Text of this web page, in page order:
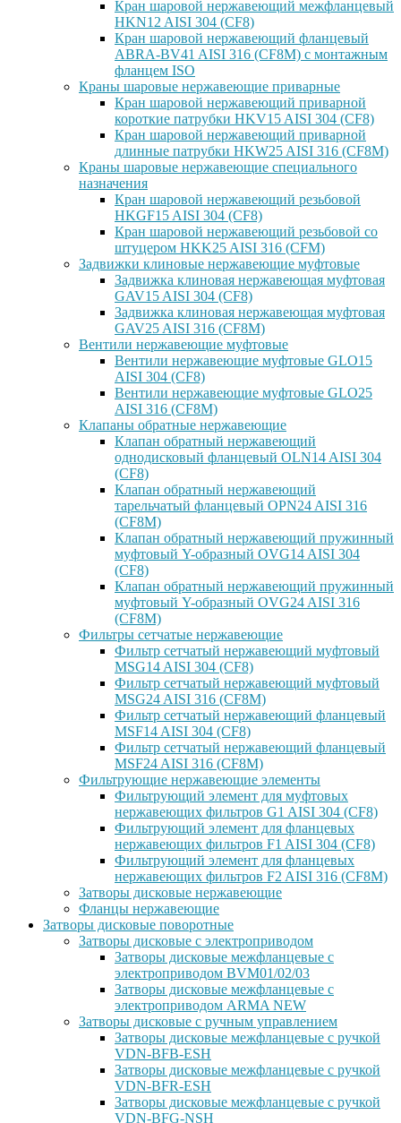
Кран шаровой нержавеющий межфланцевый
HKN12 AISI 304 (CF8)
Кран шаровой нержавеющий фланцевый
ABRA-BV41 AISI 316 (CF8M) с монтажным
фланцем ISO
Краны шаровые нержавеющие приварные
Кран шаровой нержавеющий приварной
короткие патрубки HKV15 AISI 304 (CF8)
Кран шаровой нержавеющий приварной
длинные патрубки HKW25 AISI 316 (CF8M)
Краны шаровые нержавеющие специального
назначения
Кран шаровой нержавеющий резьбовой
HKGF15 AISI 304 (CF8)
Кран шаровой нержавеющий резьбовой со
штуцером HKK25 AISI 316 (CFM)
Задвижки клиновые нержавеющие муфтовые
Задвижка клиновая нержавеющая муфтовая
GAV15 AISI 304 (CF8)
Задвижка клиновая нержавеющая муфтовая
GAV25 AISI 316 (CF8M)
Вентили нержавеющие муфтовые
Вентили нержавеющие муфтовые GLO15
AISI 304 (CF8)
Вентили нержавеющие муфтовые GLO25
AISI 316 (CF8M)
Клапаны обратные нержавеющие
Клапан обратный нержавеющий
однодисковый фланцевый OLN14 AISI 304
(CF8)
Клапан обратный нержавеющий
тарельчатый фланцевый OPN24 AISI 316
(CF8M)
Клапан обратный нержавеющий пружинный
муфтовый Y-образный OVG14 AISI 304
(CF8)
Клапан обратный нержавеющий пружинный
муфтовый Y-образный OVG24 AISI 316
(CF8М)
Фильтры сетчатые нержавеющие
Фильтр сетчатый нержавеющий муфтовый
MSG14 AISI 304 (CF8)
Фильтр сетчатый нержавеющий муфтовый
MSG24 AISI 316 (CF8M)
Фильтр сетчатый нержавеющий фланцевый
MSF14 AISI 304 (CF8)
Фильтр сетчатый нержавеющий фланцевый
MSF24 AISI 316 (CF8M)
Фильтрующие нержавеющие элементы
Фильтрующий элемент для муфтовых
нержавеющих фильтров G1 AISI 304 (CF8)
Фильтрующий элемент для фланцевых
нержавеющих фильтров F1 AISI 304 (CF8)
Фильтрующий элемент для фланцевых
нержавеющих фильтров F2 AISI 316 (CF8M)
Затворы дисковые нержавеющие
Фланцы нержавеющие
Затворы дисковые поворотные
Затворы дисковые с электроприводом
Затворы дисковые межфланцевые с
электроприводом BVM01/02/03
Затворы дисковые межфланцевые с
электроприводом ARMA NEW
Затворы дисковые с ручным управлением
Затворы дисковые межфланцевые с ручкой
VDN-BFB-ESH
Затворы дисковые межфланцевые с ручкой
VDN-BFR-ESH
Затворы дисковые межфланцевые с ручкой
VDN-BFG-NSH